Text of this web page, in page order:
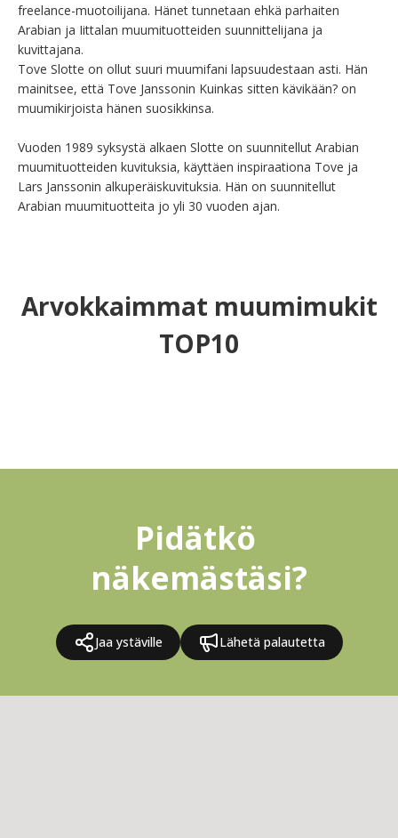
freelance-muotoilijana. Hänet tunnetaan ehkä parhaiten
Arabian ja Iittalan muumituotteiden suunnittelijana ja
kuvittajana.
Tove Slotte on ollut suuri muumifani lapsuudestaan asti. Hän
mainitsee, että Tove Janssonin Kuinkas sitten kävikään? on
muumikirjoista hänen suosikkinsa.
Vuoden 1989 syksystä alkaen Slotte on suunnitellut Arabian
muumituotteiden kuvituksia, käyttäen inspiraationa Tove ja
Lars Janssonin alkuperäiskuvituksia. Hän on suunnitellut
Arabian muumituotteita jo yli 30 vuoden ajan.
Arvokkaimmat muumimukit
TOP10
Pidätkö
näkemästäsi?
Jaa ystäville Lähetä palautetta